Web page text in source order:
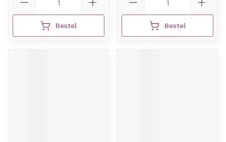
Bestel Bestel